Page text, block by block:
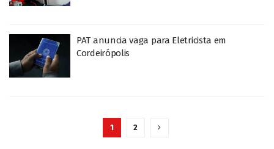
PAT anuncia vaga para Eletricista em
Cordeirópolis
1 2